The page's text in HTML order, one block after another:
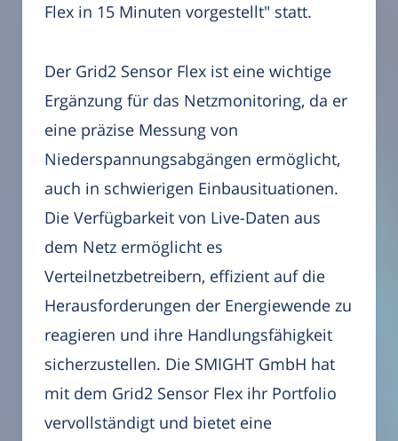
Flex in 15 Minuten vorgestellt" statt.
Der Grid2 Sensor Flex ist eine wichtige
Ergänzung für das Netzmonitoring, da er
eine präzise Messung von
Niederspannungsabgängen ermöglicht,
auch in schwierigen Einbausituationen.
Die Verfügbarkeit von Live-Daten aus
dem Netz ermöglicht es
Verteilnetzbetreibern, effizient auf die
Herausforderungen der Energiewende zu
reagieren und ihre Handlungsfähigkeit
sicherzustellen. Die SMIGHT GmbH hat
mit dem Grid2 Sensor Flex ihr Portfolio
vervollständigt und bietet eine